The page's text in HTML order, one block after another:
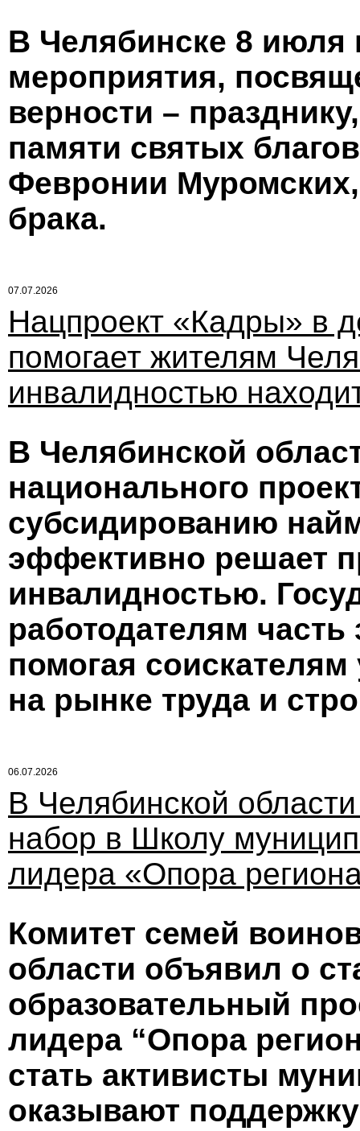
В Челябинске 8 июля
мероприятия,
верности –
памяти святых
Февронии
брака.
07.07.2026
Нацпроект «Кадры» в
помогает жителям
инвалидностью
В Челябинской
национального
субсидированию
эффективно решает
инвалидностью.
работодателям часть
помогая соискателям
на рынке труда и
06.07.2026
В Челябинской
набор в Школу
лидера «Опора
Комитет семей
области объявил о
образовательный
лидера “Опора
стать активисты
оказывают